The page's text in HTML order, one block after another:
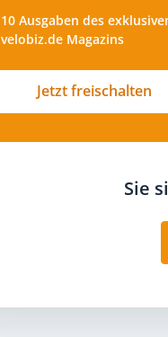
10 Ausgaben des
velobiz.de Magazins
Jetzt freischalten
Sie